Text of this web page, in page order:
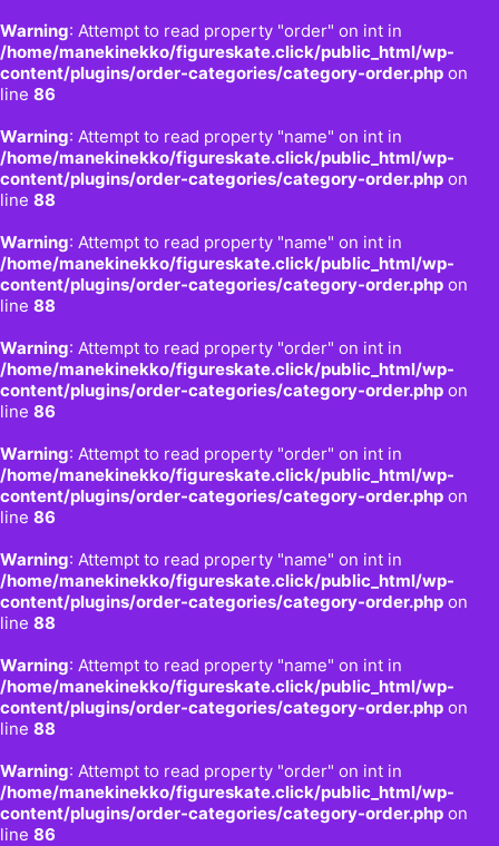
Warning: Attempt to read property "order" on int in
/home/manekinekko/figureskate.click/public_html/wp-
content/plugins/order-categories/category-order.php on
line 86
Warning: Attempt to read property "name" on int in
/home/manekinekko/figureskate.click/public_html/wp-
content/plugins/order-categories/category-order.php on
line 88
Warning: Attempt to read property "name" on int in
/home/manekinekko/figureskate.click/public_html/wp-
content/plugins/order-categories/category-order.php on
line 88
Warning: Attempt to read property "order" on int in
/home/manekinekko/figureskate.click/public_html/wp-
content/plugins/order-categories/category-order.php on
line 86
Warning: Attempt to read property "order" on int in
/home/manekinekko/figureskate.click/public_html/wp-
content/plugins/order-categories/category-order.php on
line 86
Warning: Attempt to read property "name" on int in
/home/manekinekko/figureskate.click/public_html/wp-
content/plugins/order-categories/category-order.php on
line 88
Warning: Attempt to read property "name" on int in
/home/manekinekko/figureskate.click/public_html/wp-
content/plugins/order-categories/category-order.php on
line 88
Warning: Attempt to read property "order" on int in
/home/manekinekko/figureskate.click/public_html/wp-
content/plugins/order-categories/category-order.php on
line 86